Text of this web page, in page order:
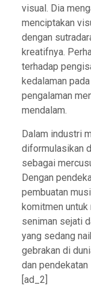
visual. Dia
menciptakan
dengan
kreatifnya.
terhadap
kedalaman
pengalaman
mendalam.
Dalam industri
diformulasikan
sebagai
Dengan
pembuatan
komitmen untuk
seniman sejati
yang sedang
gebrakan di
dan pendekatan
[ad_2]